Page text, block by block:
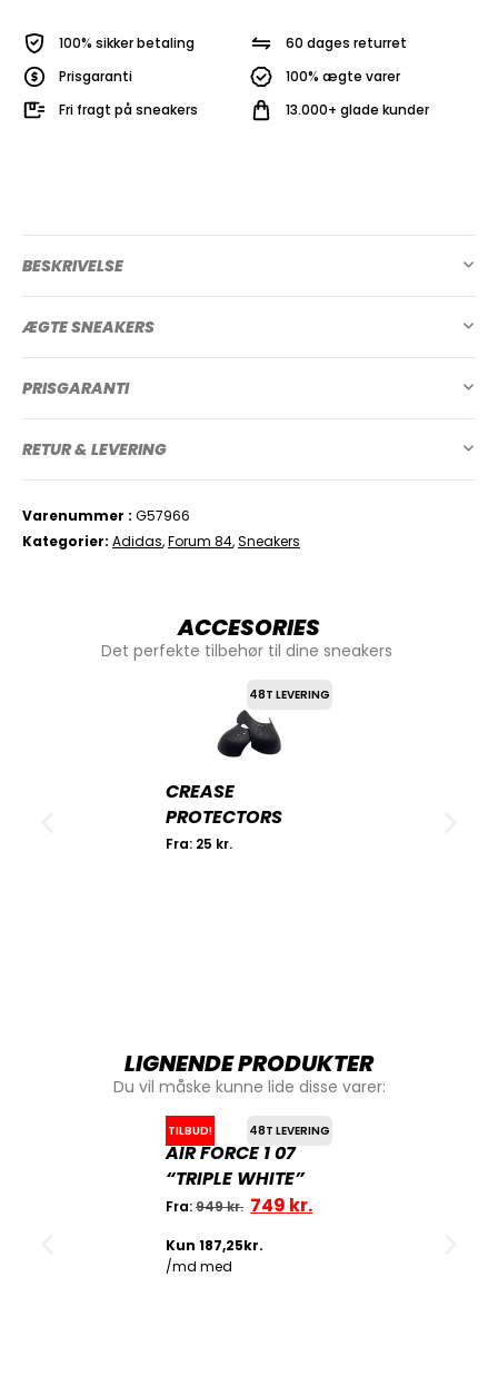
100% sikker betaling
Prisgaranti
Fri fragt på sneakers
60 dages returret
100% ægte varer
13.000+ glade kunder
BESKRIVELSE
ÆGTE SNEAKERS
PRISGARANTI
RETUR & LEVERING
Varenummer
G57966
Kategorier Adidas,Forum 84,Sneakers
ACCESORIES
Det perfekte tilbehør til dine sneakers
48T LEVERING
CREASE
PROTECTORS
Fra: 25 kr.
LIGNENDE PRODUKTER
Du vil måske kunne lide disse varer:
TILBUD! 48T LEVERING
AIR FORCE 1 07
“TRIPLE WHITE”
Fra:949kr. 749 kr.